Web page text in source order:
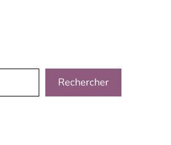
Rechercher